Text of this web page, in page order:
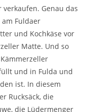
Genau das
Fuldaer
und Kochkäse vor
Matte. Und so
und in Fulda und
ist. In diesem
Rucksäck, die
die Lüdermenger